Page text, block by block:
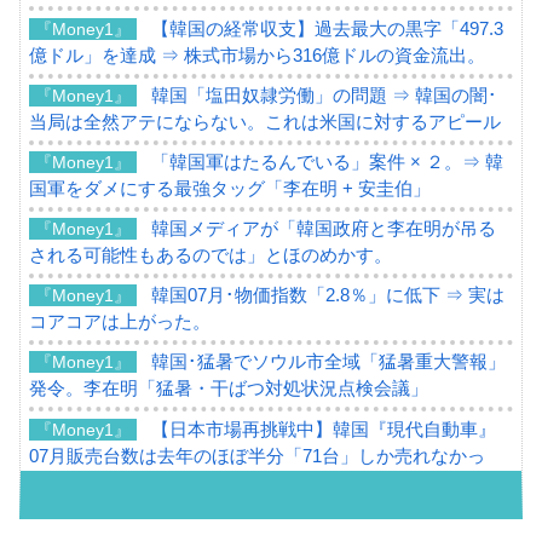
『Money1』
【韓国の経常収支】過去最大の黒字「497.3
億ドル」を達成 ⇒ 株式市場から316億ドルの資金流出。
『Money1』
韓国「塩田奴隷労働」の問題 ⇒ 韓国の闇･
当局は全然アテにならない。これは米国に対するアピール
『Money1』
「韓国軍はたるんでいる」案件 × ２。⇒ 韓
国軍をダメにする最強タッグ「李在明 + 安圭伯」
『Money1』
韓国メディアが「韓国政府と李在明が吊る
される可能性もあるのでは」とほのめかす。
『Money1』
韓国07月･物価指数「2.8％」に低下 ⇒ 実は
コアコアは上がった。
『Money1』
韓国･猛暑でソウル市全域「猛暑重大警報」
発令。李在明「猛暑・干ばつ対処状況点検会議」
『Money1』
【日本市場再挑戦中】韓国『現代自動車』
07月販売台数は去年のほぼ半分「71台」しか売れなかっ
『Money1』
韓国「信用赦免を何回やっても、何回やっ